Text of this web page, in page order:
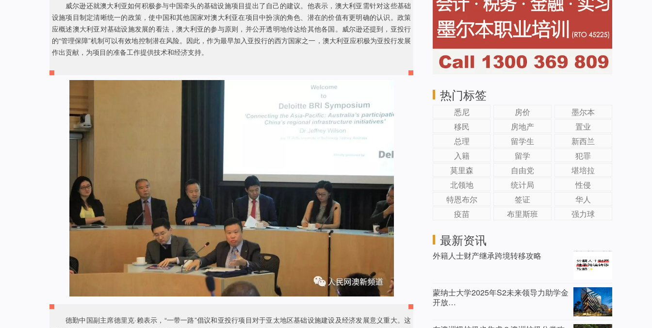
威尔逊还就澳大利亚如何积极参与中国牵头的基础设施项目提出了自己的建议。他表示，澳大利亚需针对这些基础
设施项目制定清晰统一的政策，使中国和其他国家对澳大利亚在项目中扮演的角色、潜在的价值有更明确的认识。政策
应概述澳大利亚对基础设施发展的看法，澳大利亚的参与原则，并公开透明地传达给其他各国。威尔逊还提到，亚投行
的“管理保障”机制可以有效地控制潜在风险。因此，作为最早加入亚投行的西方国家之一，澳大利亚应积极为亚投行发展
作出贡献，为项目的准备工作提供技术和经济支持。
德勤中国副主席德里克·赖表示，“一带一路”倡议和亚投行项目对于亚太地区基础设施建设及经济发展意义重大。这
热门标签
悉尼 房价
墨尔本
移民
房地产
置业
总理
留学生
新西兰
入籍
留学
犯罪
莫里森
自由党
堪培拉
北领地
统计局
性侵
特恩布尔
签证
华人
疫苗
布里斯班 强力球
最新资讯
外籍人士财产继承跨境转移攻略
蒙纳士大学2025年S2未来领导力助学金
开放…